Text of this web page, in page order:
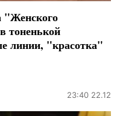
"Женского
тоненькой
линии, "красотка"
23:40 22.12